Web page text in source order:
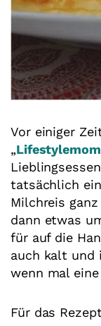
Vor einiger
„
tatsächlich
Milchreis
dann etwas
für auf die
auch kalt und
wenn mal
Für das